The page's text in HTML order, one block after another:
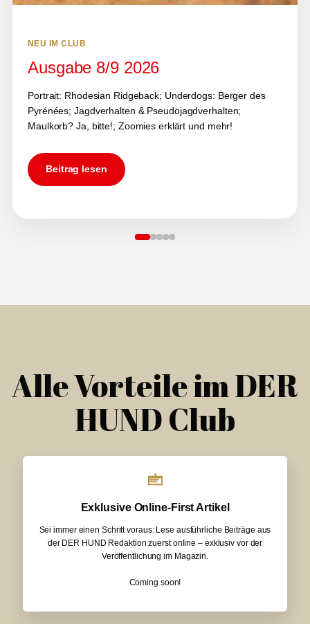
NEU IM CLUB
Ausgabe 8/9 2026
Portrait: Rhodesian Ridgeback; Underdogs: Berger des
Pyrénées; Jagdverhalten & Pseudojagdverhalten;
Maulkorb? Ja, bitte!; Zoomies erklärt und mehr!
Beitrag lesen
Alle Vorteile im DER
HUND Club
Exklusive Online-First Artikel
Sei immer einen Schritt voraus: Lese ausführliche Beiträge aus
der DER HUND Redaktion zuerst online – exklusiv vor der
Veröffentlichung im Magazin.
Coming soon!